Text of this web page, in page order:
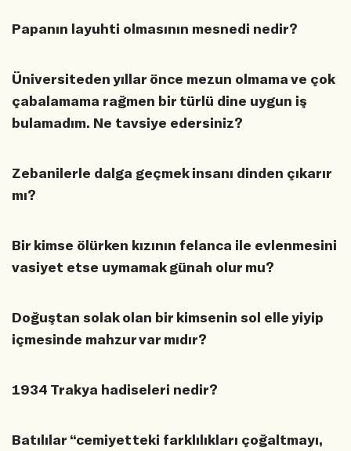
Papanın layuhti olmasının mesnedi nedir?
Üniversiteden yıllar önce mezun olmama ve çok
çabalamama rağmen bir türlü dine uygun iş
bulamadım. Ne tavsiye edersiniz?
Zebanilerle dalga geçmek insanı dinden çıkarır
mı?
Bir kimse ölürken kızının felanca ile evlenmesini
vasiyet etse uymamak günah olur mu?
Doğuştan solak olan bir kimsenin sol elle yiyip
içmesinde mahzur var mıdır?
1934 Trakya hadiseleri nedir?
Batılılar “cemiyetteki farklılıkları çoğaltmayı,